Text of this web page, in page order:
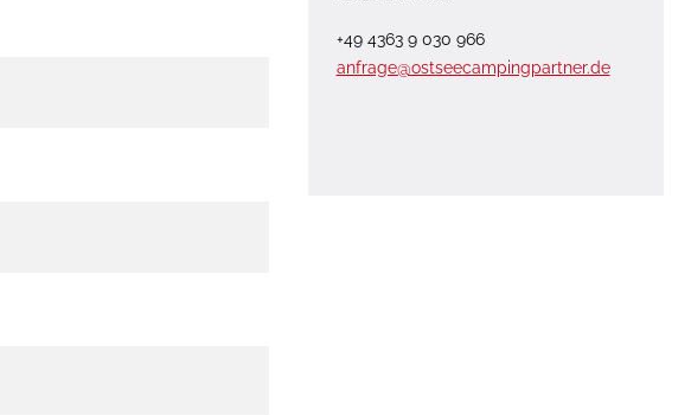
+49 4363 9 030 966
anfrage@ostseecampingpartner.de